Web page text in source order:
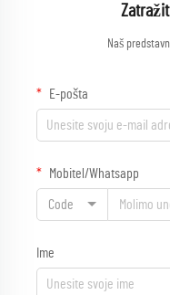
Naš
E-pošta
Mobitel/Whatsapp
Code
Ime